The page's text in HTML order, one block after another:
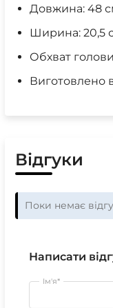
Довжина: 48
Ширина: 20,5
Обхват
Виготовлено в
Відгуки
Поки немає
Написати
Ім'я*